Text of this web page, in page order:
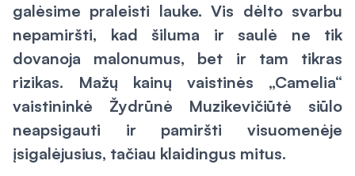
galėsime praleisti lauke. Vis dėlto svarbu
nepamiršti, kad šiluma ir saulė ne tik
dovanoja malonumus, bet ir tam tikras
rizikas. Mažų kainų vaistinės „Camelia“
vaistininkė Žydrūnė Muzikevičiūtė siūlo
neapsigauti ir pamiršti visuomenėje
įsigalėjusius, tačiau klaidingus mitus.